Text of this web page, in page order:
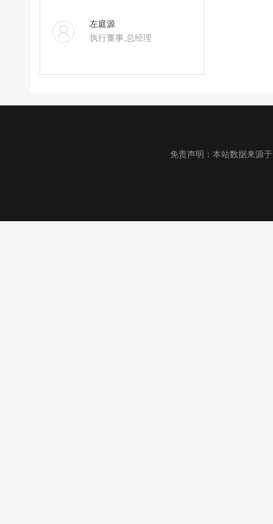
左庭源
执行董事,总经理
免责声明：本站数据来源